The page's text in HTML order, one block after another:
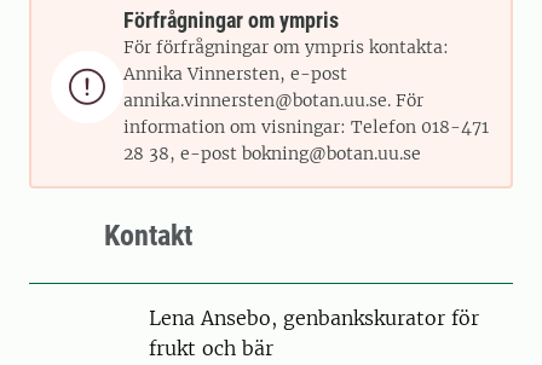

Förfrågningar om ympris
För förfrågningar om ympris kontakta:
Annika Vinnersten, e-post
annika.vinnersten@botan.uu.se. För
information om visningar: Telefon 018-471
28 38, e-post bokning@botan.uu.se
Kontakt
PersonLena Ansebo, genbankskurator för
frukt och bär